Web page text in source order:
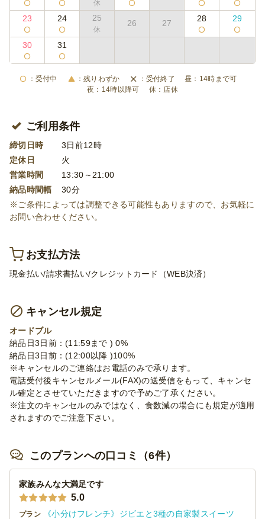
23 24 25
26 27 28 29
30 31
受付中 残りわずか 受付終了
14時まで可
14時以降可
店休
ご利用条件
締切日時
3日前12時
定休日
火
営業時間
13:30～21:00
納品時間幅
30分
※ご条件によっては調整できる可能性もありますので、お気軽に
お問い合わせください。
お支払方法
現金払い/請求書払い/クレジットカード（WEB決済）
キャンセル規定
オードブル
納品日3日前：(11:59まで ) 0%
納品日3日前：(12:00以降 )100%
※キャンセルのご連絡はお電話のみで承ります。
電話受付後キャンセルメール(FAX)の送受信をもって、キャンセ
ル確定とさせていただきますので予めご了承ください。
※注文のキャンセルのみではなく、食数減の場合にも規定が適用
されますのでご注意下さい。
このプランへの口コミ（6件）
家族みんな大満足です
5.0
プラン 《小分けフレンチ》ジビエと3種の自家製スイーツ